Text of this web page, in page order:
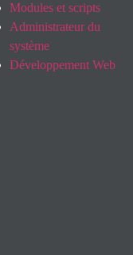
Modules et scripts
Administrateur du
système
Développement Web